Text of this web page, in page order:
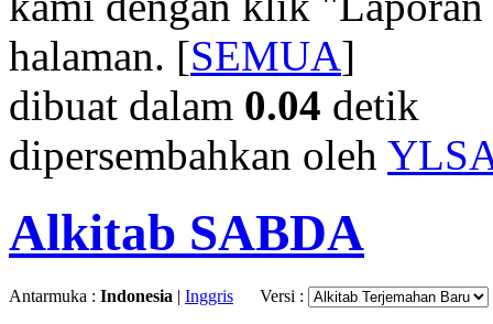
halaman. [SEMUA]
dibuat dalam 0.04 detik
dipersembahkan oleh
Alkitab SABDA
Antarmuka : Indonesia | Inggris Versi :